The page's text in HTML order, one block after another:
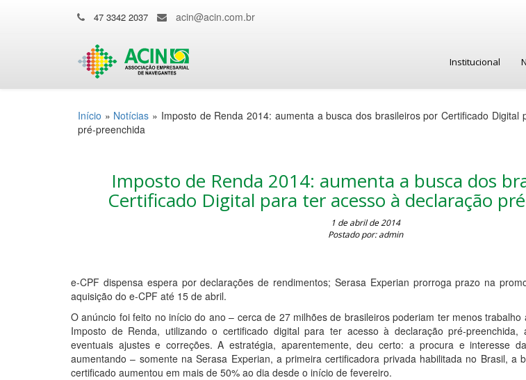
47 3342 2037 acin@acin.com.br
Institucional
Início » Notícias » Imposto de Renda 2014: aumenta a busca dos brasileiros por Certificado Digital
pré-preenchida
Imposto de Renda 2014: aumenta a busca dos
Certificado Digital para ter acesso à declaração
1 de abril de 2014
Postado por: admin
e-CPF dispensa espera por declarações de rendimentos; Serasa Experian prorroga prazo na
aquisição do e-CPF até 15 de abril.
O anúncio foi feito no início do ano – cerca de 27 milhões de brasileiros poderiam ter menos
Imposto de Renda, utilizando o certificado digital para ter acesso à declaração pré-
eventuais ajustes e correções. A estratégia, aparentemente, deu certo: a procura e interesse
aumentando – somente na Serasa Experian, a primeira certificadora privada habilitada no Brasil, a
certificado aumentou em mais de 50% ao dia desde o início de fevereiro.